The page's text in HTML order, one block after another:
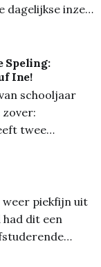
dagelijkse inzet,
in de
ondersteunen
lossen
met alle
Speling:
Ine!
schooljaar
zover:
twee
gezichten
de warme
opvang.
van een
weer piekfijn uit
dit een
komen